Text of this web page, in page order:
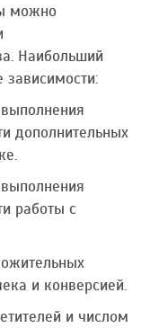
можно
Наибольший
дополнительных
работы с
и конверсией.
и числом